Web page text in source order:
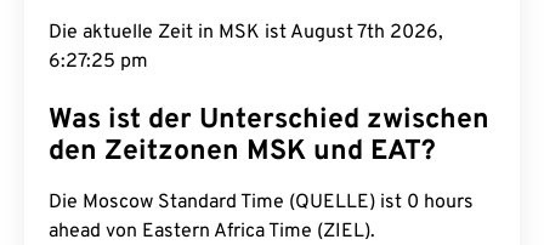
Die aktuelle Zeit in MSK ist August 7th 2026,
6:27:26 pm
Was ist der Unterschied zwischen
den Zeitzonen MSK und EAT?
Die Moscow Standard Time (QUELLE) ist 0 hours
ahead von Eastern Africa Time (ZIEL).